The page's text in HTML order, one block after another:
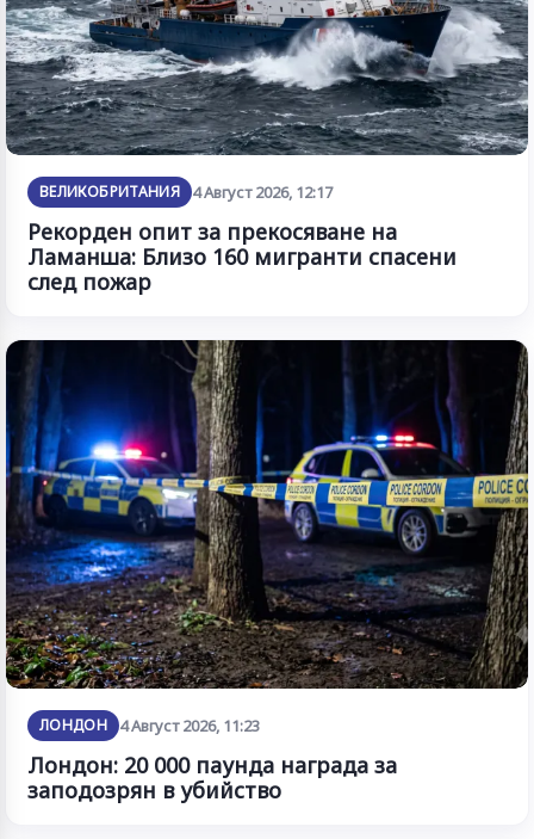
ВЕЛИКОБРИТАНИЯ 4 Август 2026, 12:17
Рекорден опит за прекосяване на
Ламанша: Близо 160 мигранти спасени
след пожар
ЛОНДОН 4 Август 2026, 11:23
Лондон: 20 000 паунда награда за
заподозрян в убийство